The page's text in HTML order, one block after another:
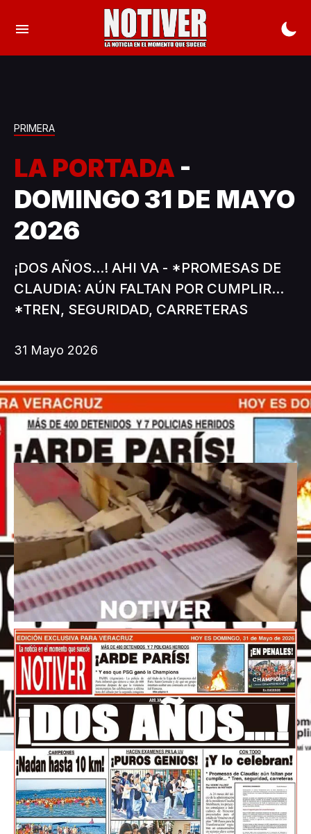
PRIMERA
LA PORTADA -
DOMINGO 31 DE MAYO
2026
¡DOS AÑOS...! AHI VA - *PROMESAS DE
CLAUDIA: AÚN FALTAN POR CUMPLIR...
*TREN, SEGURIDAD, CARRETERAS
31 Mayo 2026